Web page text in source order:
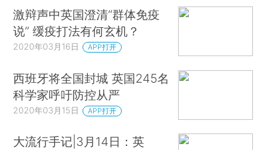
激辩声中英国澄清“群体免疫
说” 缓疫打法有何玄机？
2020年03月16日 APP打开
西班牙将全国封城 英国245名
科学家呼吁防控从严
2020年03月15日 APP打开
大流行手记|3月14日：英